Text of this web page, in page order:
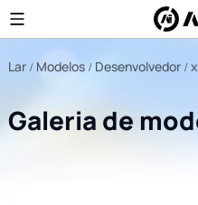
Lar Modelos Desenvolvedor
Galeria de